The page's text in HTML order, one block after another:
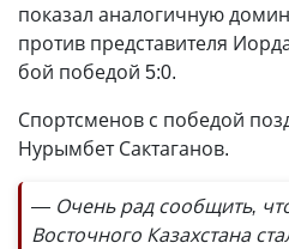
показал аналогичную
против представителя
бой победой 5:0.
Спортсменов с победой
Нурымбет Сактаганов.
— Очень рад сообщить,
Восточного Казахстана